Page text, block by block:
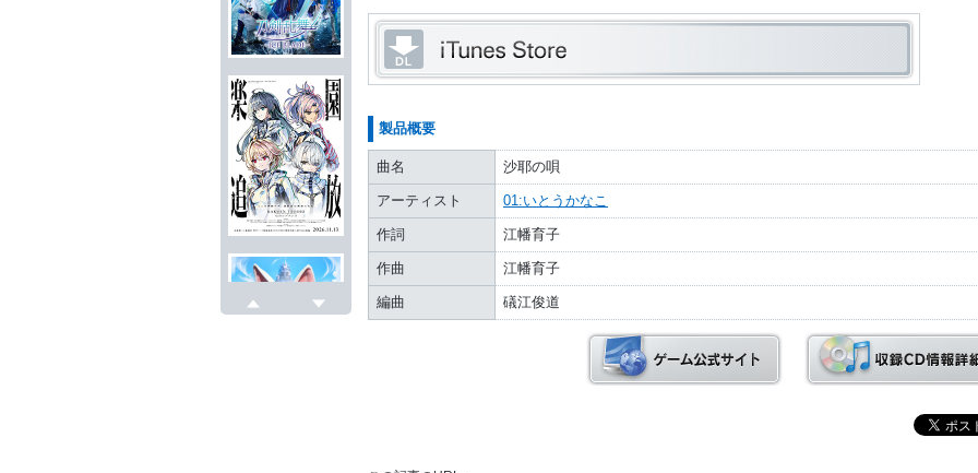
製品概要
曲名 沙耶の唄
アーティスト 01:いとうかなこ
作詞 江幡育子
作曲 江幡育子
編曲 礒江俊道